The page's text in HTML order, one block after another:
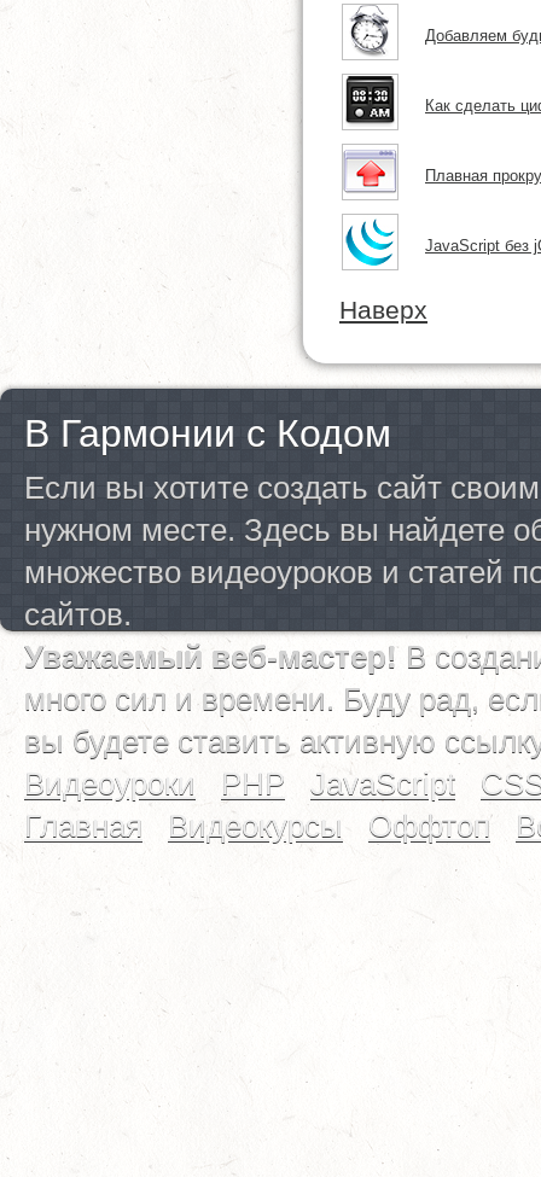
Добавляем
Как сделать
Плавная
JavaScript без
Наверх
В Гармонии с Кодом
Если вы хотите создать сайт
нужном месте. Здесь вы найдете
множество видеоуроков и статей
сайтов.
Уважаемый веб-мастер!В
много сил и времени. Буду рад,
вы будете ставить активную
Видеоуроки
PHP JavaScript
Главная
Видеокурсы Оффтоп